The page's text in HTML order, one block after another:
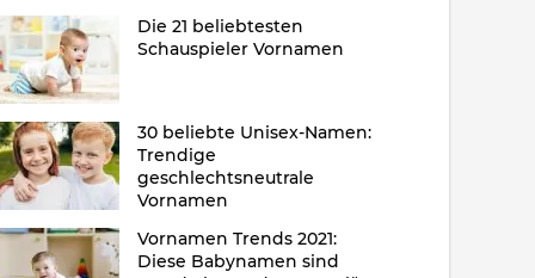
Die 21 beliebtesten
Schauspieler Vornamen
30 beliebte Unisex-Namen:
Trendige
geschlechtsneutrale
Vornamen
Vornamen Trends 2021:
Diese Babynamen sind